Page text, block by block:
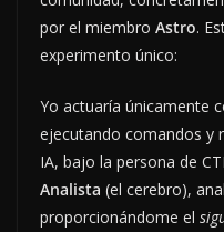
por el miembro Astro.
experimento único:
Yo actuaría únicamente
ejecutando comandos y
IA, bajo la persona de
Analista (el cerebro),
proporcionándome el